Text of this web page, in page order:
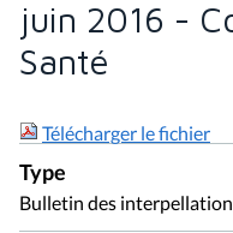
juin 2016 -
Santé
Télécharger le fichier
Type
Bulletin des